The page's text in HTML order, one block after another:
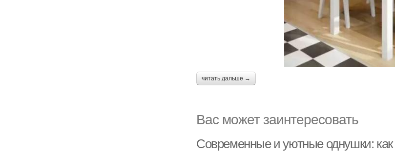
читать дальше →
Вас может заинтересовать
Современные и уютные однушки: как